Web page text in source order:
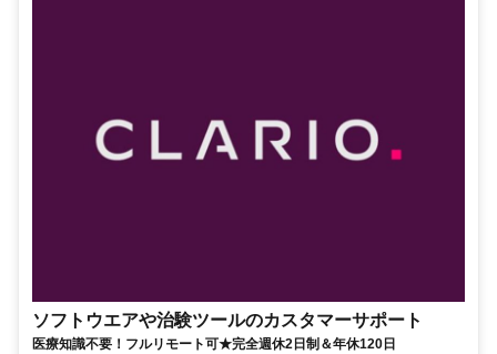
ソフトウエアや治験ツールのカスタマーサポート
医療知識不要！フルリモート可★完全週休2日制＆年休120日